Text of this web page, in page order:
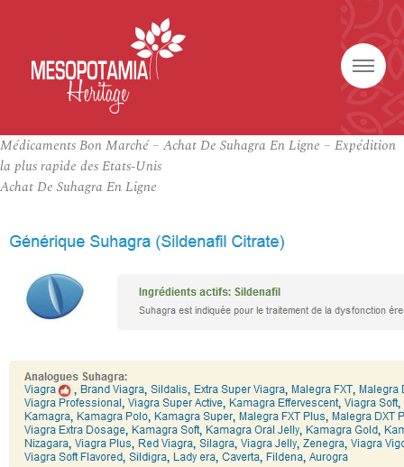
Médicaments Bon Marché – Achat De Suhagra En Ligne – Expédition
la plus rapide des Etats-Unis
Achat De Suhagra En Ligne